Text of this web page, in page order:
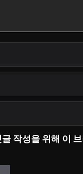
글 작성을 위해 이